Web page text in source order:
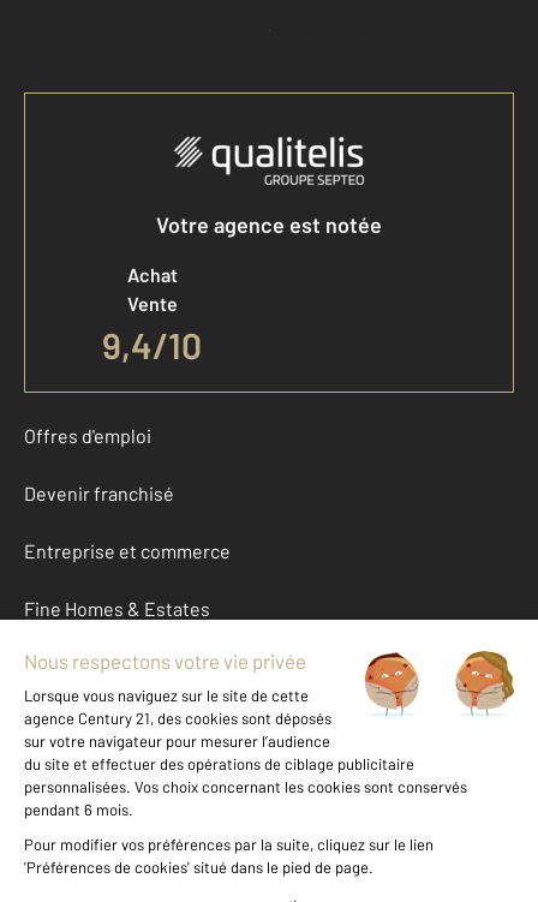
Accéder à mon compte
Votre agence est notée
Achat
Vente
9,4/10
Offres d'emploi
Devenir franchisé
Entreprise et commerce
Fine Homes & Estates
À propos
International
Nous contacter